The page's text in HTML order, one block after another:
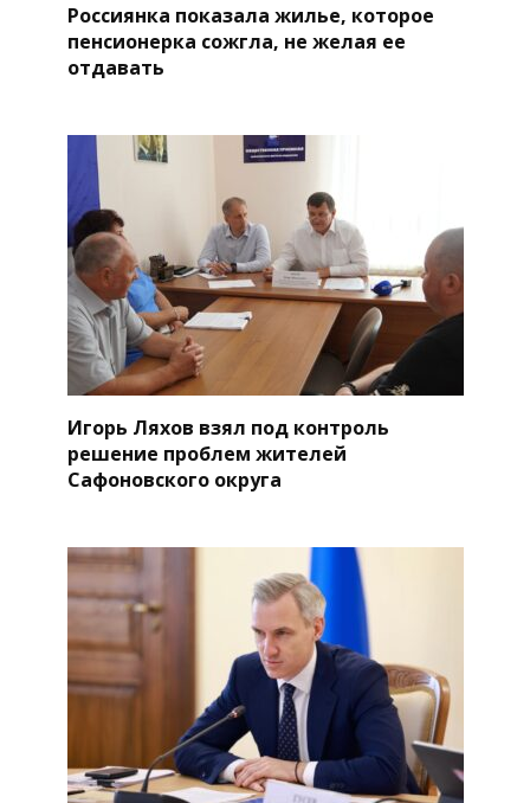
Россиянка показала жилье, которое
пенсионерка сожгла, не желая ее
отдавать
Игорь Ляхов взял под контроль
решение проблем жителей
Сафоновского округа